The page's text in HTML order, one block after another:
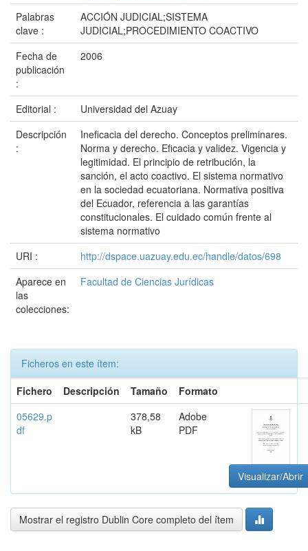
Palabras
clave :
ACCIÓN JUDICIAL;SISTEMA
JUDICIAL;PROCEDIMIENTO COACTIVO
Fecha de
publicación
:
2006
Editorial :
Universidad del Azuay
Descripción
:
Ineficacia del derecho. Conceptos preliminares.
Norma y derecho. Eficacia y validez. Vigencia y
legitimidad. El principio de retribución, la
sanción, el acto coactivo. El sistema normativo
en la sociedad ecuatoriana. Normativa positiva
del Ecuador, referencia a las garantías
constitucionales. El cuidado común frente al
sistema normativo
URI :
http://dspace.uazuay.edu.ec/handle/datos/698
Aparece en
las
colecciones:
Facultad de Ciencias Jurídicas
Ficheros en este ítem:
Fichero
Descripción Tamaño
Formato
05629.p
df
378,58
kB
Adobe
PDF
Visualizar/Abrir
Mostrar el registro Dublin Core completo del ítem